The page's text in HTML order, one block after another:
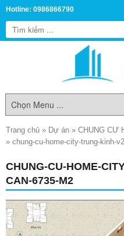
Hotline: 0986866790
Trang chủ » Dự án » CHUNG CƯ
» chung-cu-home-city-trung-kinh-
CHUNG-CU-HOME-
CAN-6735-M2